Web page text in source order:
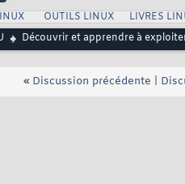
OUTILS LINUX LIVRES
Découvrir et apprendre à
« Discussion précédente